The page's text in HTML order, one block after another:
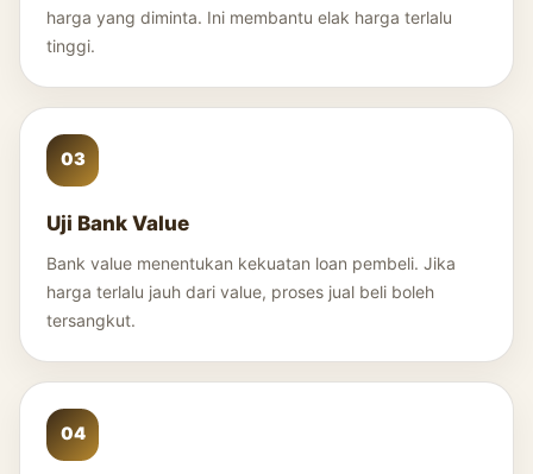
harga yang diminta. Ini membantu elak harga terlalu
tinggi.
Uji Bank Value
Bank value menentukan kekuatan loan pembeli. Jika
harga terlalu jauh dari value, proses jual beli boleh
tersangkut.